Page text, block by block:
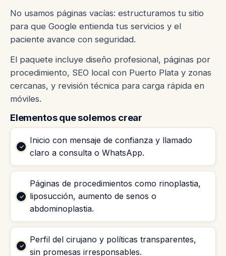
No usamos páginas vacías: estructuramos tu sitio
para que Google entienda tus servicios y el
paciente avance con seguridad.
El paquete incluye diseño profesional, páginas por
procedimiento, SEO local con Puerto Plata y zonas
cercanas, y revisión técnica para carga rápida en
móviles.
Elementos que solemos crear
Inicio con mensaje de confianza y llamado
claro a consulta o WhatsApp.
Páginas de procedimientos como rinoplastia,
liposucción, aumento de senos o
abdominoplastia.
Perfil del cirujano y políticas transparentes,
sin promesas irresponsables.